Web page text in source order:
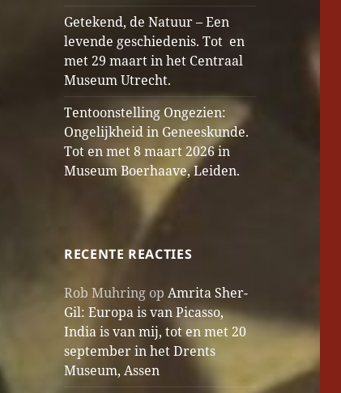
Getekend, de Natuur – Een
levende geschiedenis. Tot en
met 29 maart in het Centraal
Museum Utrecht.
Tentoonstelling Ongezien:
Ongelijkheid in Geneeskunde.
Tot en met 8 maart 2026 in
Museum Boerhaave, Leiden.
RECENTE REACTIES
Rob Muhring opAmrita Sher-
Gil: Europa is van Picasso,
India is van mij, tot en met 20
september in het Drents
Museum, Assen